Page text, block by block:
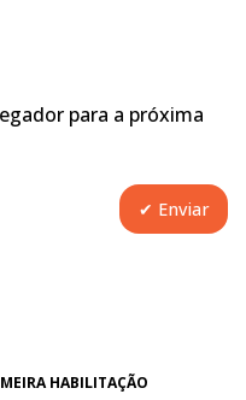
para a próxima
HABILITAÇÃO